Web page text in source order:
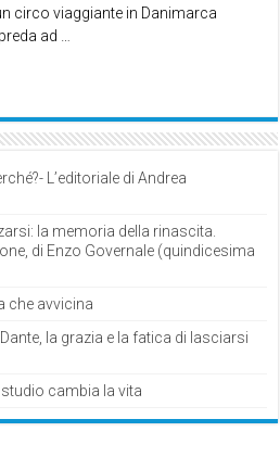
circo viaggiante in Danimarca
ad …
L’editoriale di Andrea
la memoria della rinascita.
di Enzo Governale (quindicesima
che avvicina
la grazia e la fatica di lasciarsi
cambia la vita